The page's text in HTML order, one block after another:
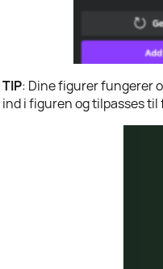
TIP: Dine figurer fungerer
ind i figuren og tilpasses